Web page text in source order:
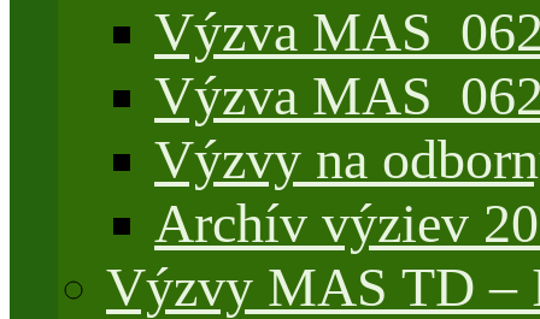
Výzva
Výzva
Výzvy na
Archív výziev
Výzvy MAS TD –